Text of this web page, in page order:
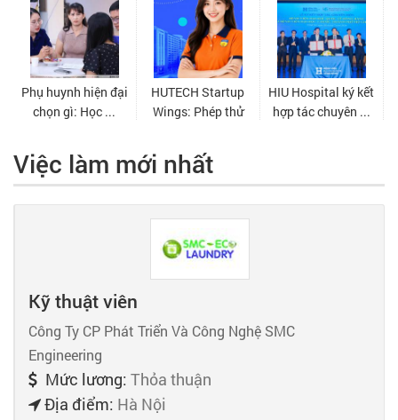
Việc làm mới nhất
Kỹ thuật viên
Công Ty CP Phát Triển Và Công Nghệ SMC
Engineering
Mức lương: Thỏa thuận
Địa điểm: Hà Nội